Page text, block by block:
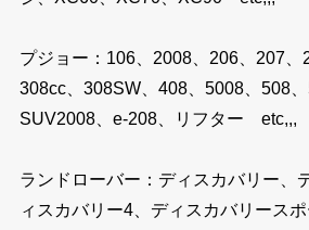
プジョー：106、2008、206、207、
308cc、308SW、408、5008、508、
SUV2008、e-208、リフター etc,,,
ランドローバー：ディスカバリー、
ィスカバリー4、ディスカバリース